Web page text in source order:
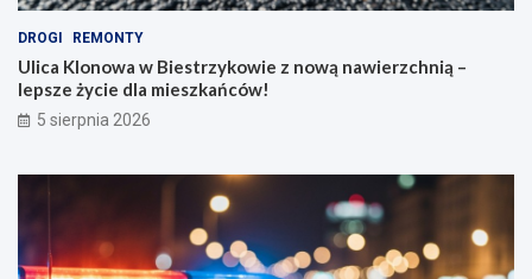
DROGI REMONTY
Ulica Klonowa w Biestrzykowie z nową nawierzchnią –
lepsze życie dla mieszkańców!
5 sierpnia 2026